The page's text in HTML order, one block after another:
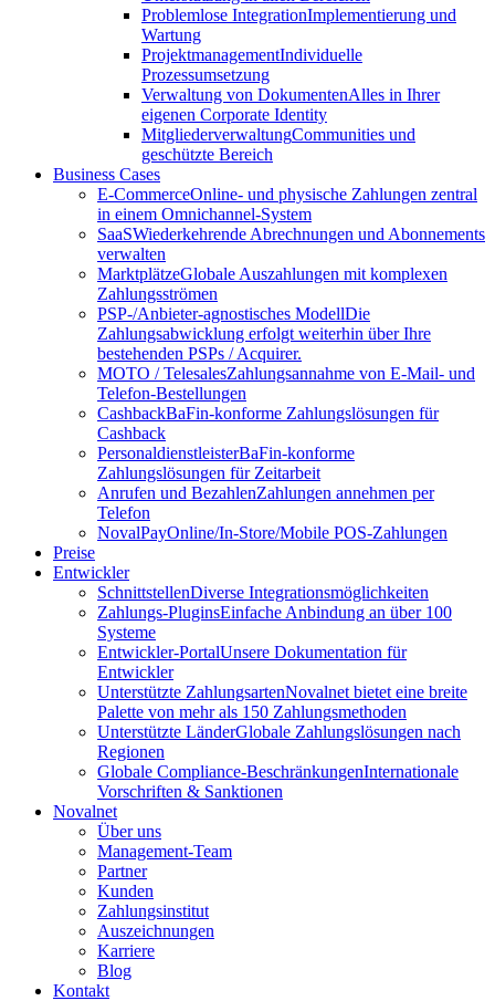
Problemlose IntegrationImplementierung und
Wartung
ProjektmanagementIndividuelle
Prozessumsetzung
Verwaltung von DokumentenAlles in Ihrer
eigenen Corporate Identity
MitgliederverwaltungCommunities und
geschützte Bereich
Business Cases
E-CommerceOnline- und physische Zahlungen zentral
in einem Omnichannel-System
SaaSWiederkehrende Abrechnungen und Abonnements
verwalten
MarktplätzeGlobale Auszahlungen mit komplexen
Zahlungsströmen
PSP-/Anbieter‑agnostisches ModellDie
Zahlungsabwicklung erfolgt weiterhin über Ihre
bestehenden PSPs / Acquirer.
MOTO / TelesalesZahlungsannahme von E-Mail- und
Telefon-Bestellungen
CashbackBaFin-konforme Zahlungslösungen für
Cashback
PersonaldienstleisterBaFin-konforme
Zahlungslösungen für Zeitarbeit
Anrufen und BezahlenZahlungen annehmen per
Telefon
NovalPayOnline/In-Store/Mobile POS-Zahlungen
Preise
Entwickler
SchnittstellenDiverse Integrationsmöglichkeiten
Zahlungs-PluginsEinfache Anbindung an über 100
Systeme
Entwickler-PortalUnsere Dokumentation für
Entwickler
Unterstützte ZahlungsartenNovalnet bietet eine breite
Palette von mehr als 150 Zahlungsmethoden
Unterstützte LänderGlobale Zahlungslösungen nach
Regionen
Globale Compliance-BeschränkungenInternationale
Vorschriften & Sanktionen
Novalnet
Über uns
Management-Team
Partner
Kunden
Zahlungsinstitut
Auszeichnungen
Karriere
Blog
Kontakt